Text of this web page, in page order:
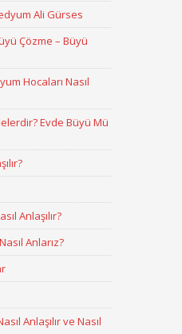
Ali Gürses
Çözme – Büyü
Hocaları Nasıl
Evde Büyü Mü
Anlaşılır?
Anlarız?
Anlaşılır ve Nasıl